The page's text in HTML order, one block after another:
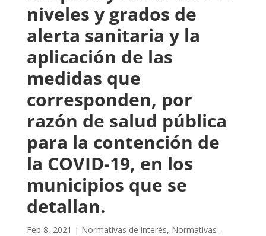
niveles y grados de
alerta sanitaria y la
aplicación de las
medidas que
corresponden, por
razón de salud pública
para la contención de
la COVID-19, en los
municipios que se
detallan.
Feb 8, 2021 | Normativas de interés, Normativas-